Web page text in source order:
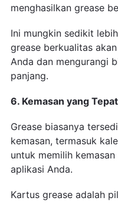
menghasilkan grease
Ini mungkin sedikit
grease berkualitas
Anda dan mengurangi
panjang.
6. Kemasan yang Tepat
Grease biasanya
kemasan, termasuk
untuk memilih
aplikasi Anda.
Kartus grease adalah